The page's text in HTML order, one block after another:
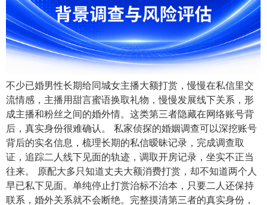
不少已婚男性长期给同城女主播大额打赏，慢慢在私信里交
流情感，主播用甜言蜜语换取礼物，慢慢发展线下关系，形
成主播和粉丝之间的婚外情。这类第三者隐藏在网络账号背
后，真实身份很难确认。 私家侦探的婚姻调查可以深挖账号
背后的实名信息，梳理长期的私信暧昧记录，完成调查取
证，追踪二人线下见面的轨迹，调取开房记录，坐实不正当
往来。 原配大多只知道丈夫大额消费打赏，却不知道两个人
早已私下见面。单纯停止打赏治标不治本，只要二人还保持
联系，婚外关系就不会断绝。完整摸清第三者的真实身份，